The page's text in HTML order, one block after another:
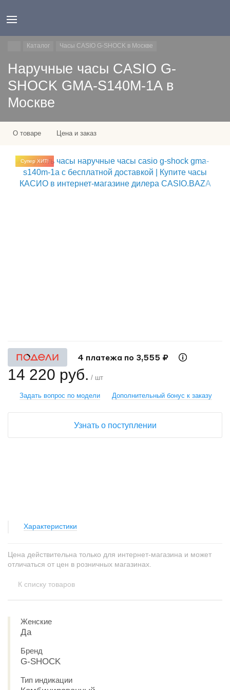
Каталог Часы CASIO G-SHOCK в Москве
Наручные часы CASIO G-
SHOCK GMA-S140M-1A в
Москве
О товаре Цена и заказ
Супер ХИТ!
Характеристики
4 платежа по 3,555 ₽
14 220 руб. / шт
Задать вопрос по модели Дополнительный бонус к заказу
Узнать о поступлении
Цена действительна только для интернет-магазина и может
отличаться от цен в розничных магазинах.
К списку товаров
Женские
Да
Бренд
G-SHOCK
Тип индикации